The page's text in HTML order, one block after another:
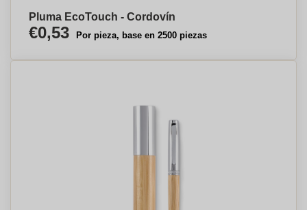
Pluma EcoTouch - Cordovín
€0,53 Por pieza, base en 2500 piezas